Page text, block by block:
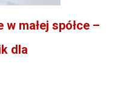
małej spółce –
dla